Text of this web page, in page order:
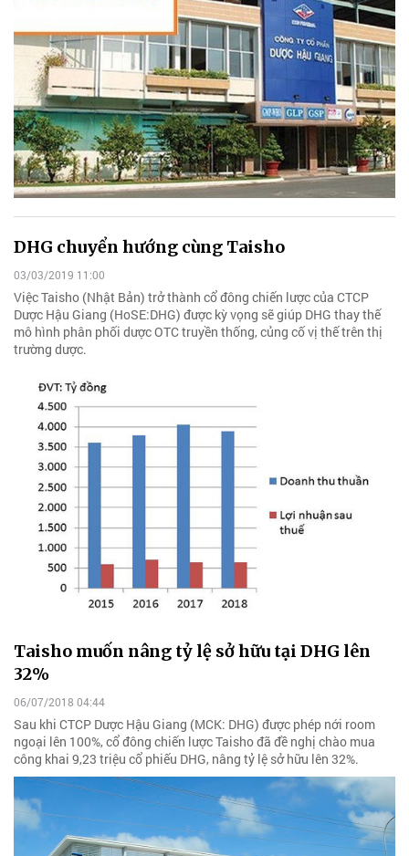
DHG chuyển hướng cùng Taisho
03/03/2019 11:00
Việc Taisho (Nhật Bản) trở thành cổ đông chiến lược của CTCP
Dược Hậu Giang (HoSE:DHG) được kỳ vọng sẽ giúp DHG thay thế
mô hình phân phối dược OTC truyền thống, củng cố vị thế trên thị
trường dược.
Taisho muốn nâng tỷ lệ sở hữu tại DHG lên
32%
06/07/2018 04:44
Sau khi CTCP Dược Hậu Giang (MCK: DHG) được phép nới room
ngoại lên 100%, cổ đông chiến lược Taisho đã đề nghị chào mua
công khai 9,23 triệu cổ phiếu DHG, nâng tỷ lệ sở hữu lên 32%.